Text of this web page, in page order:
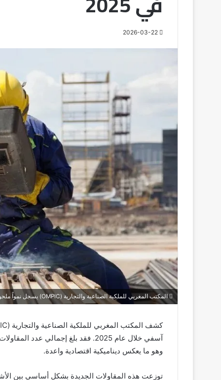
2026-03-22
المكتب المغربي للملكية الصناعية والتجارية (OMPIC) يسجل نمواً ملحوظاً في إحداث المقاولات بجهة مراكش آسفي.
وهو ما يعكس ديناميكية اقتصادية واعدة.